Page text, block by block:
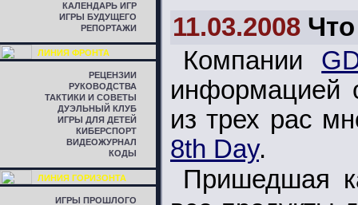
КАЛЕНДАРЬ ИГР
ИГРЫ БУДУЩЕГО
РЕПОРТАЖИ
ЛИНИЯ ФРОНТА
РЕЦЕНЗИИ
РУКОВОДСТВА
ТАКТИКИ И СОВЕТЫ
ДУЭЛЬНЫЙ КЛУБ
ИГРЫ ДЛЯ ДЕТЕЙ
КИБЕРСПОРТ
ВИДЕОЖУРНАЛ
КОДЫ
ЛИНИЯ ГОРИЗОНТА
ИГРЫ ПРОШЛОГО
11.03.2008
Компании
информацией
из трех рас
8th Day.
Пришедшая